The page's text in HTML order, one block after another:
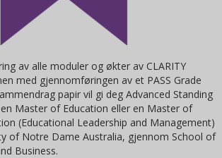
av alle moduler og økter av CLARITY
med gjennomføringen av et PASS Grade
papir vil gi deg Advanced Standing
Master of Education eller en Master of
(Educational Leadership and Management)
of Notre Dame Australia, gjennom School of
Business.